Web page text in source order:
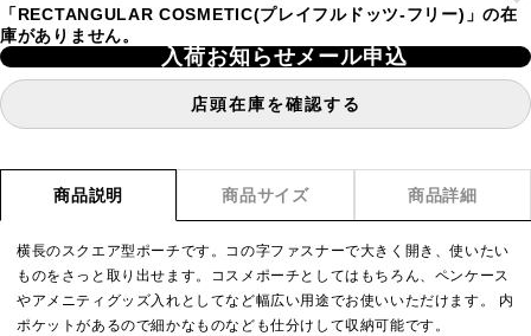
「RECTANGULAR COSMETIC(プレイフルドッツ-フリー)」の在
庫がありません。
入荷お知らせメール申込
店頭在庫を確認する
商品説明 商品サイズ 商品詳細
横長のスクエア型ポーチです。コの字ファスナーで大きく開き、使いたい
ものをさっと取り出せます。コスメポーチとしてはもちろん、ペンケース
やアメニティグッズ入れとしてなど幅広い用途でお使いいただけます。 内
ポケットがあるので細かなものなども仕分けして収納可能です。